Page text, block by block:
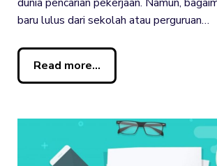
baru lulus dari sekolah atau perguruan…
Read more...